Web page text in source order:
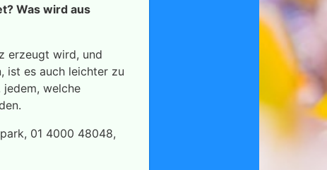
Was wird aus
erzeugt wird, und
ist es auch leichter zu
welche
01 4000 48048,